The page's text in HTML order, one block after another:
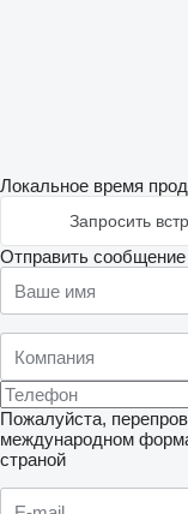
Локальное время
Запросить
Отправить сообщение
Пожалуйста,
международном
страной